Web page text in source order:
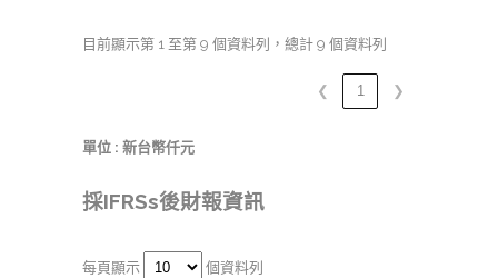
目前顯示第 1 至第 9 個資料列，總計 9 個資料列
❮ 1 ❯
單位 : 新台幣仟元
採IFRSs後財報資訊
每頁顯示 個資料列